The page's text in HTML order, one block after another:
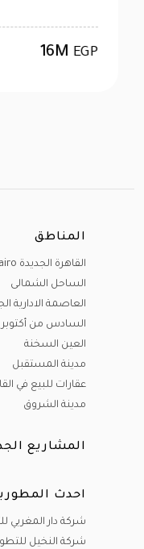
المناطق
القاهرة الجديدة New Cairo
الساحل الشمالى
العاصمة الادارية
السادس من أكتوبر
العين السخنة
مدينة المستقبل
عقارات للبيع في
مدينة الشروق
المشاريع
احدث
شركة دار المغربي
شركة النخيل